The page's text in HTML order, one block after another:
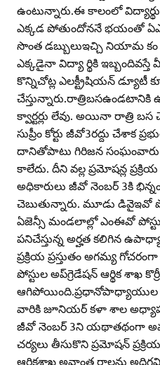
ఉంటున్నారు.ఈ కాలంలో
ఎక్కడ పోతుందోననే భయంతో
సొంత డబ్బులుఇచ్చి నియామ కం
ఎక్కడైనా విద్యా ర్థికి ఇబ్బందివస్తే
కొన్నిచోట్ల ఎలక్ట్రీషియన్‌
చేస్తున్నారు.రాత్రిబసఉండటానికి
క్వార్టర్లు లేవు. అయినా రాత్రి
సుప్రీం కోర్టు జీవో3రద్దు చేశాక
దానితోపాటు గిరిజన సంఘంవారు
కాలేదు. దీని వల్ల ప్రమోషన్ల
అధికారులు జీవో నెంబర్‌ 3కి
చెబుతున్నారు. మూడు డివైఇవో
ఏజెన్సీ మండలాల్లో ఎంఈవో
పనిచేస్తున్న అర్హత కలిగిన
ప్రక్రియ ప్రస్తుతం అగమ్య
పోస్టుల అప్‌గ్రెడేషన్‌ ఆర్థిక శాఖ
ఆగిపోయింది.ప్రధానోపాధ్యాయుల
వారికి జూనియర్‌ కళా శాల
జీవో నెంబర్‌ 3ని యథాతథంగా
చర్యలు తీసుకొని ప్రమోషన్‌
ఆర్థికశాఖ అవాంత రాలను